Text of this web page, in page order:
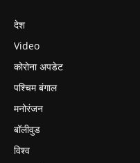
देश
Video
कोरोना अपडेट
पश्चिम बंगाल
मनोरंजन
बॉलीवुड
विश्व